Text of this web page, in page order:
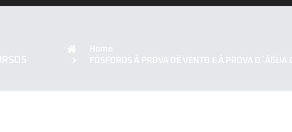
Home
FÓSFOROS À PROVA DE VENTO E À PROVA